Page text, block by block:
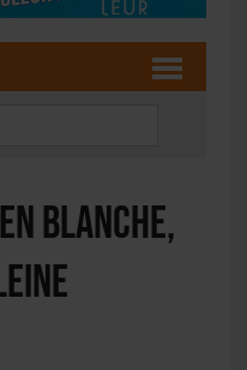
Blanche,